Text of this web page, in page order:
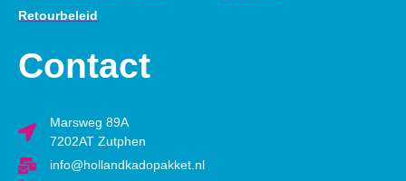
Retourbeleid
Contact
Marsweg 89A
7202AT Zutphen
info@hollandkadopakket.nl